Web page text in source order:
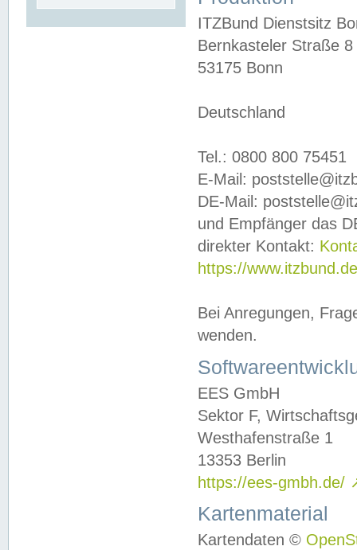
ITZBund Dienstsitz
Bernkasteler Straße 8
53175 Bonn
Deutschland
Tel.: 0800 800 75451
E-Mail:
DE-Mail:
und Empfänger das
direkter Kontakt:
https://
Bei Anregungen,
wenden.
EES GmbH
Sektor F,
Westhafenstraße 1
13353 Berlin
https://ees-gmbh.de/
Kartenmaterial
Kartendaten ©